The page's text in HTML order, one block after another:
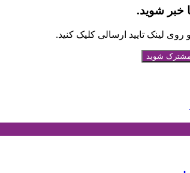
خبر شوید.
لینک تایید ارسالی کلیک کنید.